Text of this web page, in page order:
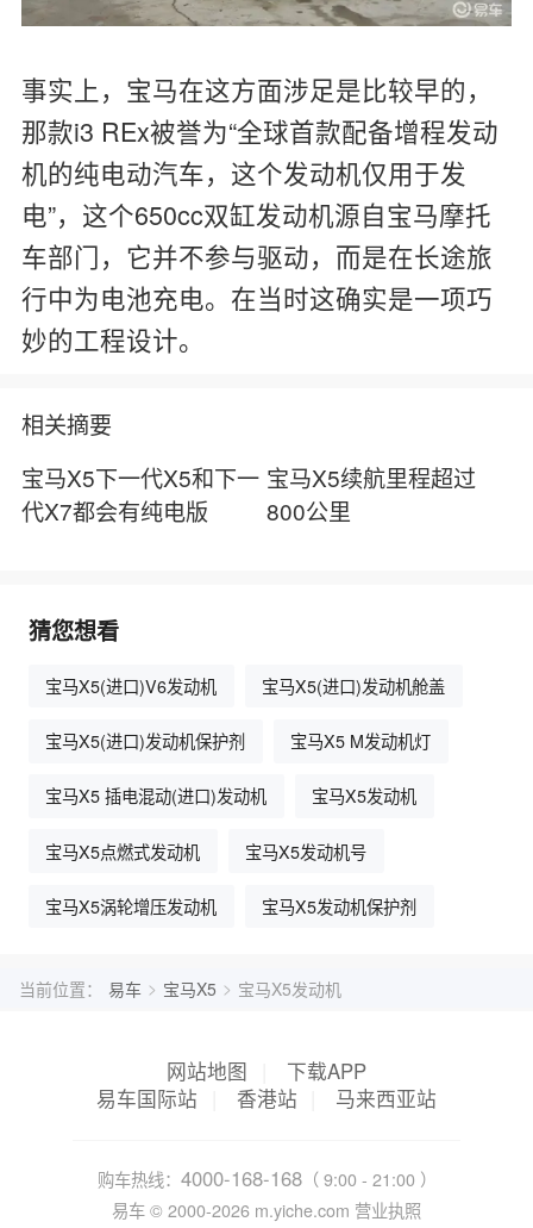
事实上，宝马在这方面涉足是比较早的，
那款i3 REx被誉为“全球首款配备增程发动
机的纯电动汽车，这个发动机仅用于发
电”，这个650cc双缸发动机源自宝马摩托
车部门，它并不参与驱动，而是在长途旅
行中为电池充电。在当时这确实是一项巧
妙的工程设计。
相关摘要
宝马X5下一代X5和下一
代X7都会有纯电版
宝马X5续航里程超过
800公里
猜您想看
宝马X5(进口)V6发动机 宝马X5(进口)发动机舱盖
宝马X5(进口)发动机保护剂 宝马X5 M发动机灯
宝马X5 插电混动(进口)发动机 宝马X5发动机
宝马X5点燃式发动机 宝马X5发动机号
宝马X5涡轮增压发动机 宝马X5发动机保护剂
当前位置： 易车 > 宝马X5 > 宝马X5发动机
网站地图
下载APP
易车国际站
香港站 马来西亚站
购车热线： 4000-168-168（ 9:00 - 21:00 ）
易车 © 2000-2026 m.yiche.com 营业执照